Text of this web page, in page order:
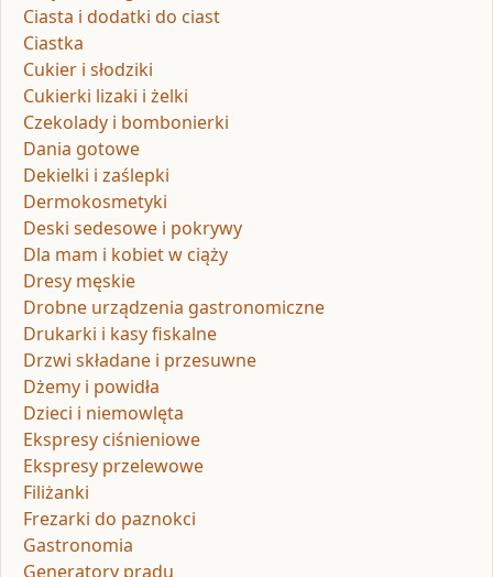
Ciasta i dodatki do ciast
Ciastka
Cukier i słodziki
Cukierki lizaki i żelki
Czekolady i bombonierki
Dania gotowe
Dekielki i zaślepki
Dermokosmetyki
Deski sedesowe i pokrywy
Dla mam i kobiet w ciąży
Dresy męskie
Drobne urządzenia gastronomiczne
Drukarki i kasy fiskalne
Drzwi składane i przesuwne
Dżemy i powidła
Dzieci i niemowlęta
Ekspresy ciśnieniowe
Ekspresy przelewowe
Filiżanki
Frezarki do paznokci
Gastronomia
Generatory prądu